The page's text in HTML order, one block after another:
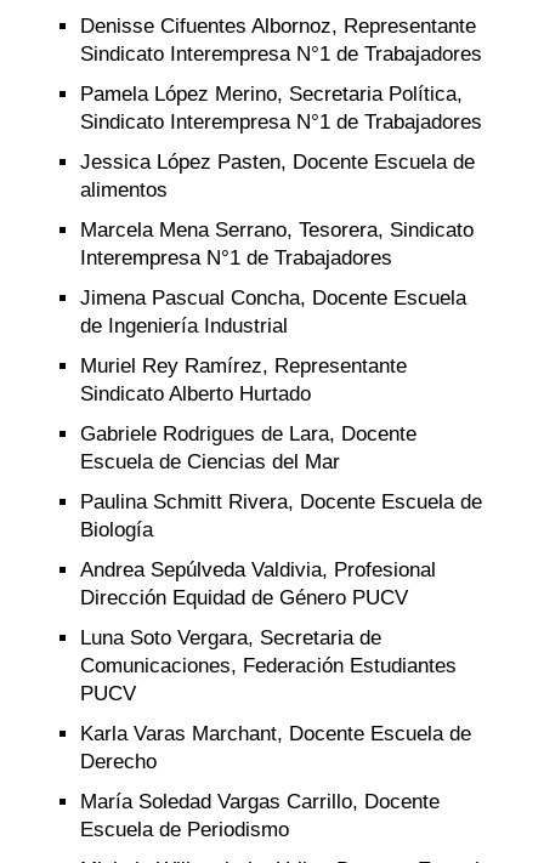
Denisse Cifuentes Albornoz, Representante
Sindicato Interempresa N°1 de Trabajadores
Pamela López Merino, Secretaria Política,
Sindicato Interempresa N°1 de Trabajadores
Jessica López Pasten, Docente Escuela de
alimentos
Marcela Mena Serrano, Tesorera, Sindicato
Interempresa N°1 de Trabajadores
Jimena Pascual Concha, Docente Escuela
de Ingeniería Industrial
Muriel Rey Ramírez, Representante
Sindicato Alberto Hurtado
Gabriele Rodrigues de Lara, Docente
Escuela de Ciencias del Mar
Paulina Schmitt Rivera, Docente Escuela de
Biología
Andrea Sepúlveda Valdivia, Profesional
Dirección Equidad de Género PUCV
Luna Soto Vergara, Secretaria de
Comunicaciones, Federación Estudiantes
PUCV
Karla Varas Marchant, Docente Escuela de
Derecho
María Soledad Vargas Carrillo, Docente
Escuela de Periodismo